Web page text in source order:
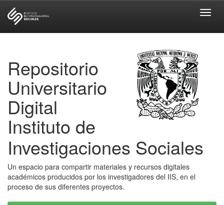
Repositorio
Universitario
Digital
Instituto de
Investigaciones Sociales
Un espacio para compartir materiales y recursos digitales
académicos producidos por los investigadores del IIS, en el
proceso de sus diferentes proyectos.